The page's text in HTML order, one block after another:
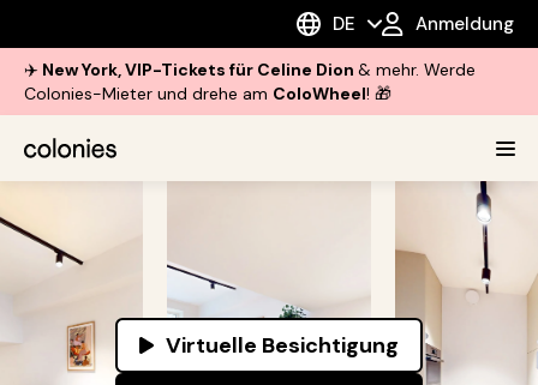
DE Anmeldung
✈️ New York, VIP-Tickets für Celine Dion & mehr. Werde
Colonies-Mieter und drehe am ColoWheel! 🎁
Virtuelle Besichtigung